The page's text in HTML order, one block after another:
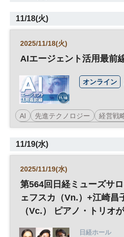
11/18(火)
2025/11/18(火)
オンライン
AIエージェント活用最前
AI 先進テクノロジー 経営戦
日経メッセプレミアム・カンフ
11/19(水)
2025/11/19(水)
日経ホール
第564回日経ミューズサ
ェフスカ（Vn.）+江崎昌
（Vc.） ピアノ・トリオ